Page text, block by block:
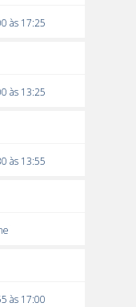
às 17:25
às 13:25
às 13:55
às 17:00